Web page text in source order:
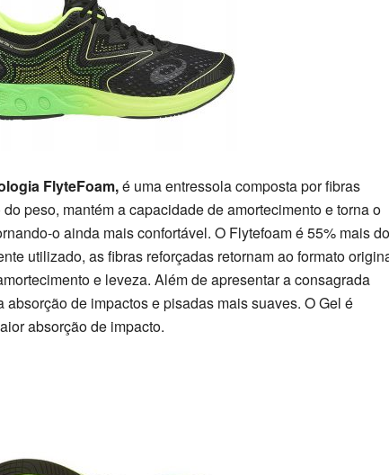
FlyteFoam,é uma entressola composta por fibras
peso, mantém a capacidade de amortecimento e torna o
o ainda mais confortável. O Flytefoam é 55% mais do
utilizado, as fibras reforçadas retornam ao formato
e leveza. Além de apresentar a consagrada
absorção de impactos e pisadas mais suaves. O Gel é
absorção de impacto.